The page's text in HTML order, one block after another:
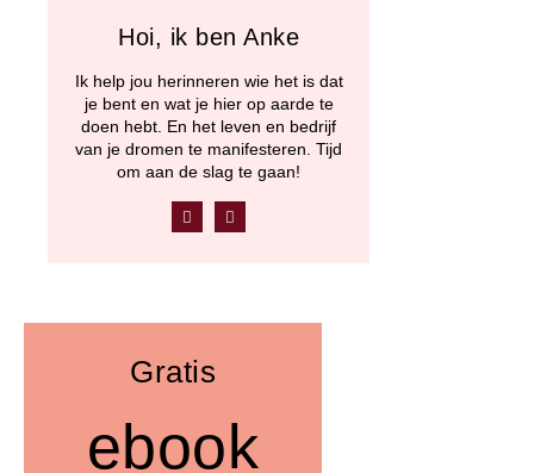
Hoi, ik ben Anke
Ik help jou herinneren wie het is dat
je bent en wat je hier op aarde te
doen hebt. En het leven en bedrijf
van je dromen te manifesteren. Tijd
om aan de slag te gaan!
F
a
Y
o
Gratis
ebook